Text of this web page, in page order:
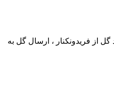
از فریدونکنار ، ارسال گل به